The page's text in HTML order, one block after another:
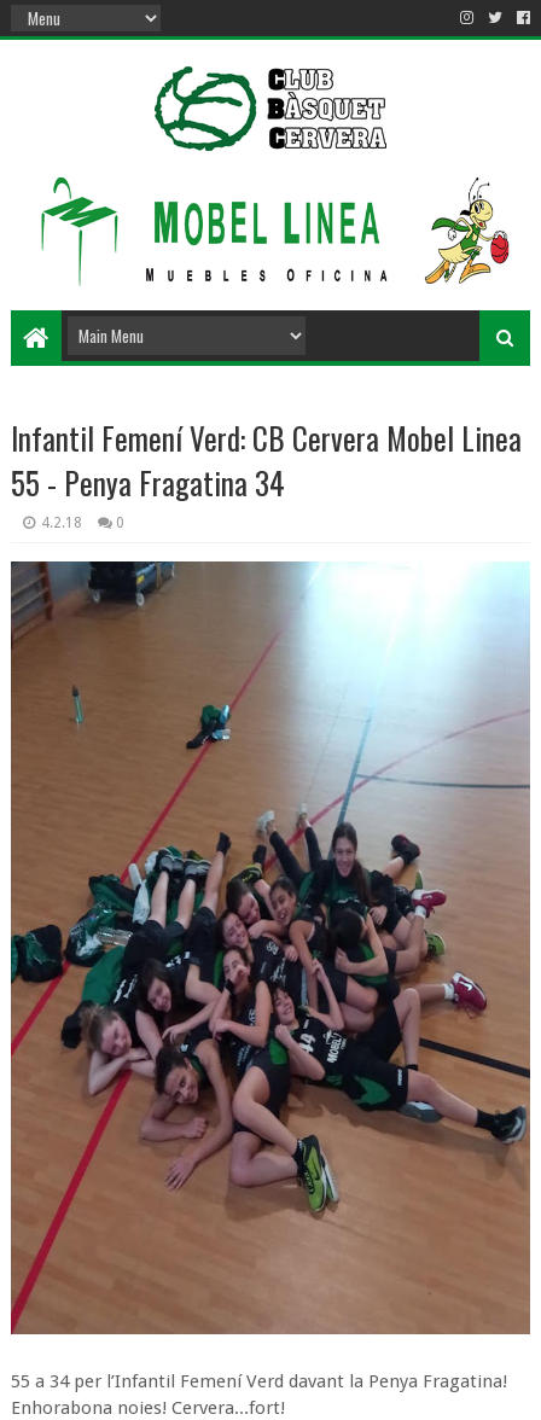
Infantil Femení Verd: CB Cervera Mobel Linea
55 - Penya Fragatina 34
4.2.18 0
55 a 34 per l’Infantil Femení Verd davant la Penya Fragatina!
Enhorabona noies! Cervera...fort!